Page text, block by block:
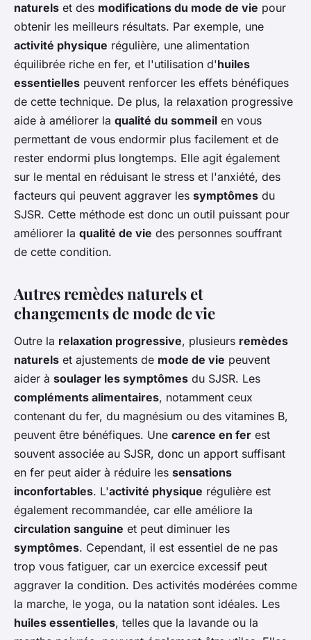
naturels et des modifications du mode de vie pour
obtenir les meilleurs résultats. Par exemple, une
activité physique régulière, une alimentation
équilibrée riche en fer, et l'utilisation d'huiles
essentielles peuvent renforcer les effets bénéfiques
de cette technique. De plus, la relaxation progressive
aide à améliorer la qualité du sommeil en vous
permettant de vous endormir plus facilement et de
rester endormi plus longtemps. Elle agit également
sur le mental en réduisant le stress et l'anxiété, des
facteurs qui peuvent aggraver les symptômes du
SJSR. Cette méthode est donc un outil puissant pour
améliorer la qualité de vie des personnes souffrant
de cette condition.
Autres remèdes naturels et
changements de mode de vie
Outre la relaxation progressive, plusieurs remèdes
naturels et ajustements de mode de vie peuvent
aider à soulager les symptômes du SJSR. Les
compléments alimentaires, notamment ceux
contenant du fer, du magnésium ou des vitamines B,
peuvent être bénéfiques. Une carence en fer est
souvent associée au SJSR, donc un apport suffisant
en fer peut aider à réduire les sensations
inconfortables. L'activité physique régulière est
également recommandée, car elle améliore la
circulation sanguine et peut diminuer les
symptômes. Cependant, il est essentiel de ne pas
trop vous fatiguer, car un exercice excessif peut
aggraver la condition. Des activités modérées comme
la marche, le yoga, ou la natation sont idéales. Les
huiles essentielles, telles que la lavande ou la